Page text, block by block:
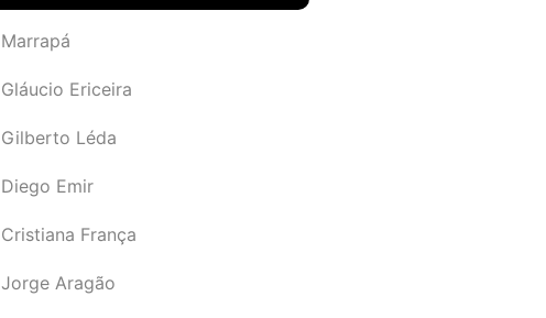
Marrapá
Gláucio Ericeira
Gilberto Léda
Diego Emir
Cristiana França
Jorge Aragão